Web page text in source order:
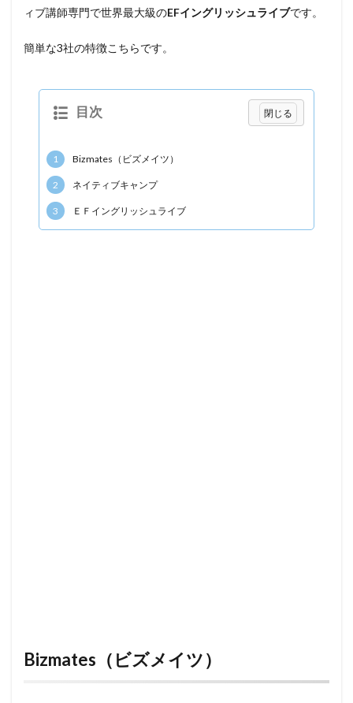
ィブ講師専門で世界最大級のEFイングリッシュライブです。
簡単な3社の特徴こちらです。
目次
1 Bizmates（ビズメイツ）
2 ネイティブキャンプ
3 ＥＦイングリッシュライブ
Bizmates（ビズメイツ）